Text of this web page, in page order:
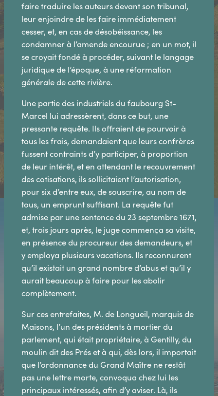
faire traduire les auteurs devant son tribunal,
leur enjoindre de les faire immédiatement
cesser, et, en cas de désobéissance, les
condamner à l’amende encourue ; en un mot, il
se croyait fondé à procéder, suivant le langage
juridique de l’époque, à une réformation
générale de cette rivière.
Une partie des industriels du faubourg St-
Marcel lui adressèrent, dans ce but, une
pressante requête. Ils offraient de pourvoir à
tous les frais, demandaient que leurs confrères
fussent contraints d’y participer, à proportion
de leur intérêt, et en attendant le recouvrement
des cotisations, ils sollicitaient l’autorisation,
pour six d’entre eux, de souscrire, au nom de
tous, un emprunt suffisant. La requête fut
admise par une sentence du 23 septembre 1671,
et, trois jours après, le juge commença sa visite,
en présence du procureur des demandeurs, et
y employa plusieurs vacations. Ils reconnurent
qu’il existait un grand nombre d’abus et qu’il y
aurait beaucoup à faire pour les abolir
complètement.
Sur ces entrefaites, M. de Longueil, marquis de
Maisons, l’un des présidents à mortier du
parlement, qui était propriétaire, à Gentilly, du
moulin dit des Prés et à qui, dès lors, il importait
que l’ordonnance du Grand Maître ne restât
pas une lettre morte, convoqua chez lui les
principaux intéressés, afin d’y aviser. Là, ils